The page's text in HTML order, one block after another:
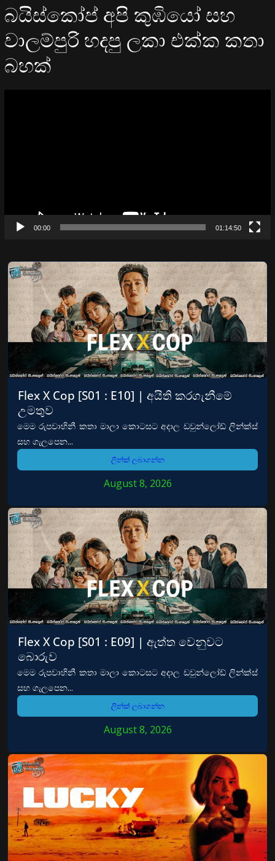
බයිස්කෝප් අපි කුඹියෝ සහ
වාලම්පුරි හදපු ලකා එක්ක කතා
බහක්
00:00 01:14:50
Flex X Cop [S01 : E10] | අයිති කරගැනීමේ
උමතුව
මෙම රුපවාහිනී කතා මාලා කොටසට අදාල ඩවුන්ලෝඩ් ලින්ක්ස්
සහ ගැලපෙන...
ලින්ක් ලබාගන්න
August 8, 2026
Flex X Cop [S01 : E09] | ඇත්ත වෙනුවට
බොරුව
මෙම රුපවාහිනී කතා මාලා කොටසට අදාල ඩවුන්ලෝඩ් ලින්ක්ස්
සහ ගැලපෙන...
ලින්ක් ලබාගන්න
August 8, 2026